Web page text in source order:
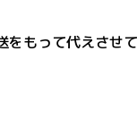
もって代えさせて